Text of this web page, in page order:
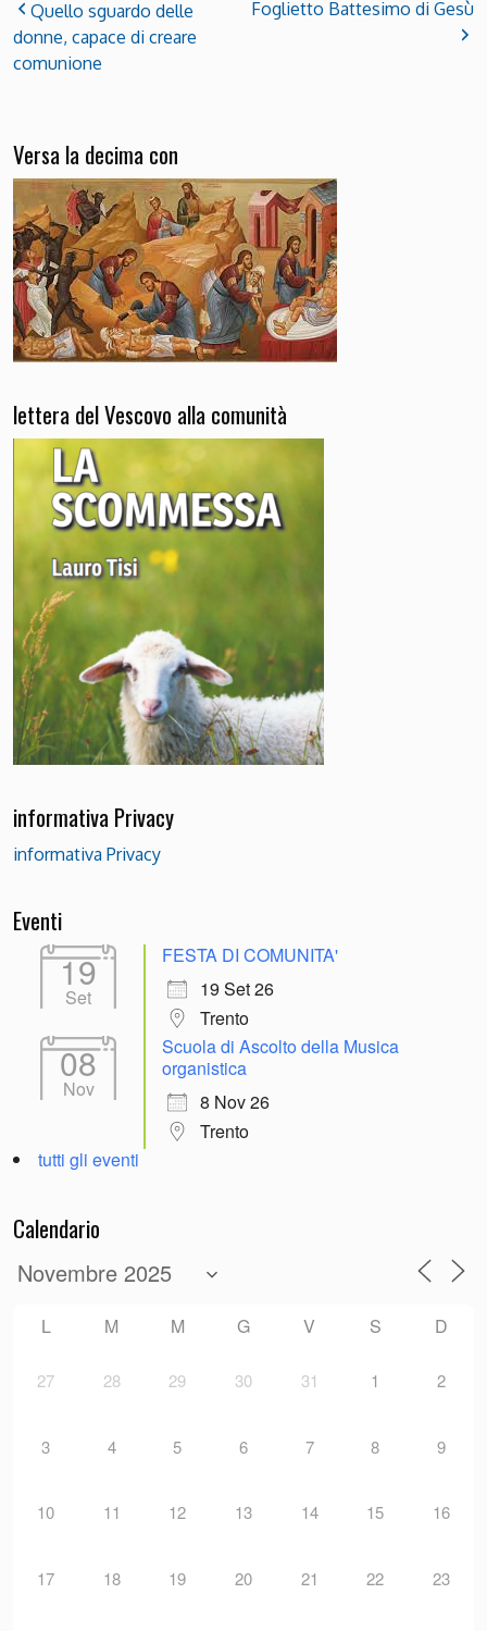
Quello sguardo delle
donne, capace di creare
comunione
Foglietto Battesimo di Gesù
Versa la decima con
lettera del Vescovo alla comunità
informativa Privacy
informativa Privacy
Eventi
19
Set
FESTA DI COMUNITA'
19 Set 26
Trento
08
Nov
Scuola di Ascolto della Musica
organistica
8 Nov 26
Trento
tutti gli eventi
Calendario
L M M G V S D
27 28 29 30 31 1 2
3 4 5 6 7 8 9
10 11 12 13 14 15 16
17 18 19 20 21 22 23